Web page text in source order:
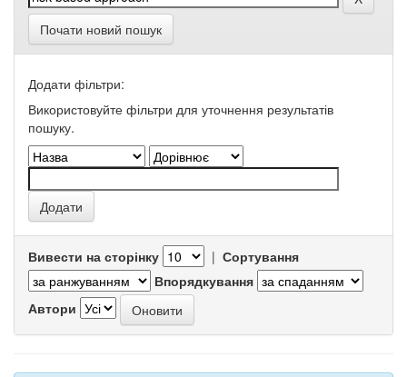
Почати новий пошук
Додати фільтри:
Використовуйте фільтри для уточнення результатів
пошуку.
Вивести на сторінку | Сортування
Впорядкування
Автори